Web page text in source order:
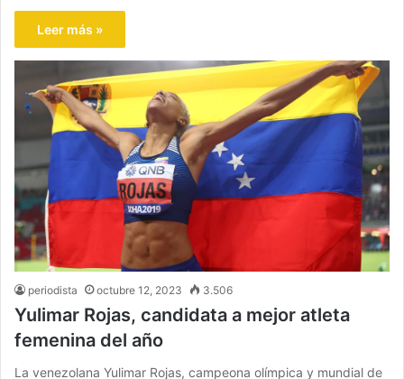
Leer más »
periodista octubre 12, 2023 3.506
Yulimar Rojas, candidata a mejor atleta
femenina del año
La venezolana Yulimar Rojas, campeona olímpica y mundial de